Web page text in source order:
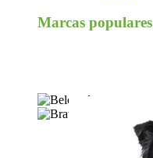
Marcas populares